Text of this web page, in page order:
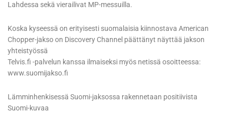
Lahdessa sekä vierailivat MP-messuilla.
Koska kyseessä on erityisesti suomalaisia kiinnostava American
Chopper-jakso on Discovery Channel päättänyt näyttää jakson
yhteistyössä
Telvis.fi -palvelun kanssa ilmaiseksi myös netissä osoitteessa:
www.suomijakso.fi
Lämminhenkisessä Suomi-jaksossa rakennetaan positiivista
Suomi-kuvaa